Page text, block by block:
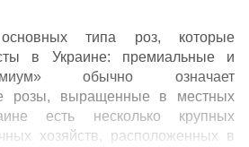
типа роз, которые
в Украине: премиальные и
обычно означает
розы, выращенные в местных
есть несколько крупных
хозяйств, расположенных в